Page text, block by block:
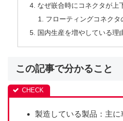
なぜ嵌合時にコネクタが上
フローティングコネクタ
国内生産を増やしている理
この記事で分かること
製造している製品：主